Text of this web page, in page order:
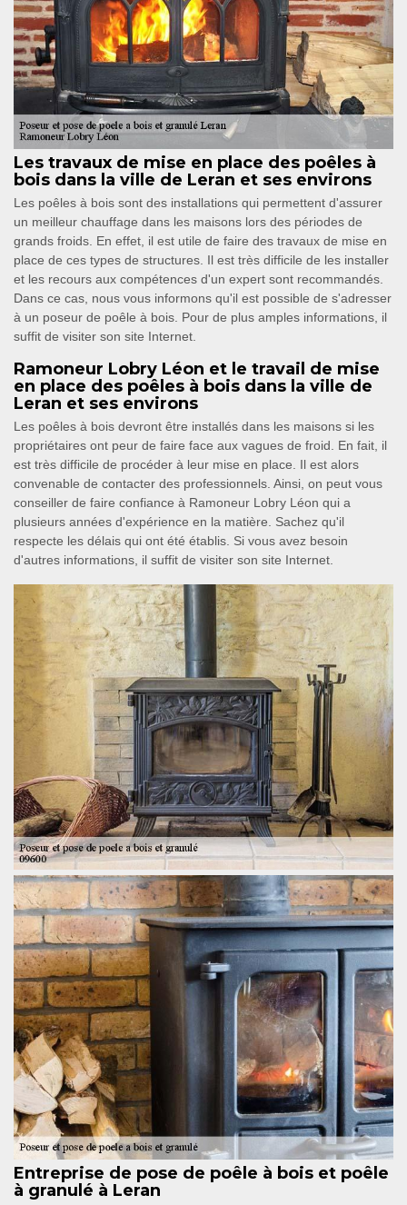
Les travaux de mise en place des poêles à
bois dans la ville de Leran et ses environs
Les poêles à bois sont des installations qui permettent d'assurer
un meilleur chauffage dans les maisons lors des périodes de
grands froids. En effet, il est utile de faire des travaux de mise en
place de ces types de structures. Il est très difficile de les installer
et les recours aux compétences d'un expert sont recommandés.
Dans ce cas, nous vous informons qu'il est possible de s'adresser
à un poseur de poêle à bois. Pour de plus amples informations, il
suffit de visiter son site Internet.
Ramoneur Lobry Léon et le travail de mise
en place des poêles à bois dans la ville de
Leran et ses environs
Les poêles à bois devront être installés dans les maisons si les
propriétaires ont peur de faire face aux vagues de froid. En fait, il
est très difficile de procéder à leur mise en place. Il est alors
convenable de contacter des professionnels. Ainsi, on peut vous
conseiller de faire confiance à Ramoneur Lobry Léon qui a
plusieurs années d'expérience en la matière. Sachez qu'il
respecte les délais qui ont été établis. Si vous avez besoin
d'autres informations, il suffit de visiter son site Internet.
Entreprise de pose de poêle à bois et poêle
à granulé à Leran